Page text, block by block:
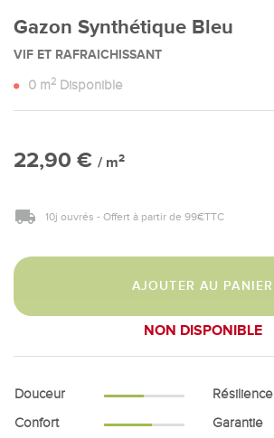
Gazon Synthétique Bleu
VIF ET RAFRAICHISSANT
0 m2 Disponible
22,90 € / m2
10j ouvrés - Offert à partir de 99€TTC
AJOUTER AU PANIER
NON DISPONIBLE
Douceur
Résilience
Confort
Garantie